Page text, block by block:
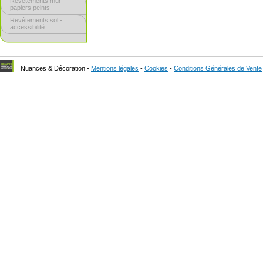
EXPAND
EXPAND
SUBMENU.
papiers peints
Revêtements sol -
accessibilité
Nuances & Décoration - Mentions légales - Cookies - Conditions Générales de Vente